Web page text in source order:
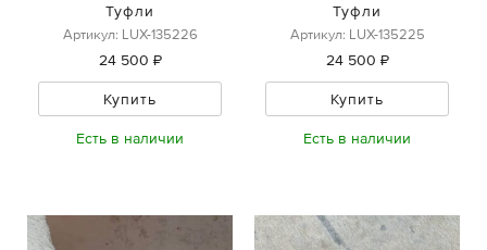
Туфли
Артикул: LUX-135226
24 500 ₽
Купить
Есть в наличии
Туфли
Артикул: LUX-135225
24 500 ₽
Купить
Есть в наличии